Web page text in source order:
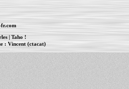
fr.com
|Taho !
: Vincent (ctacat)